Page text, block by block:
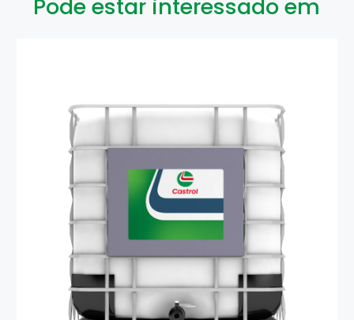
Pode estar interessado em